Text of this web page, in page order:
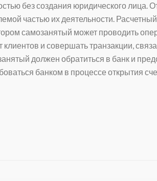
без создания юридического лица.
частью их деятельности.
самозанятый может проводить
клиентов и совершать транзакции,
должен обратиться в банк и
банком в процессе открытия